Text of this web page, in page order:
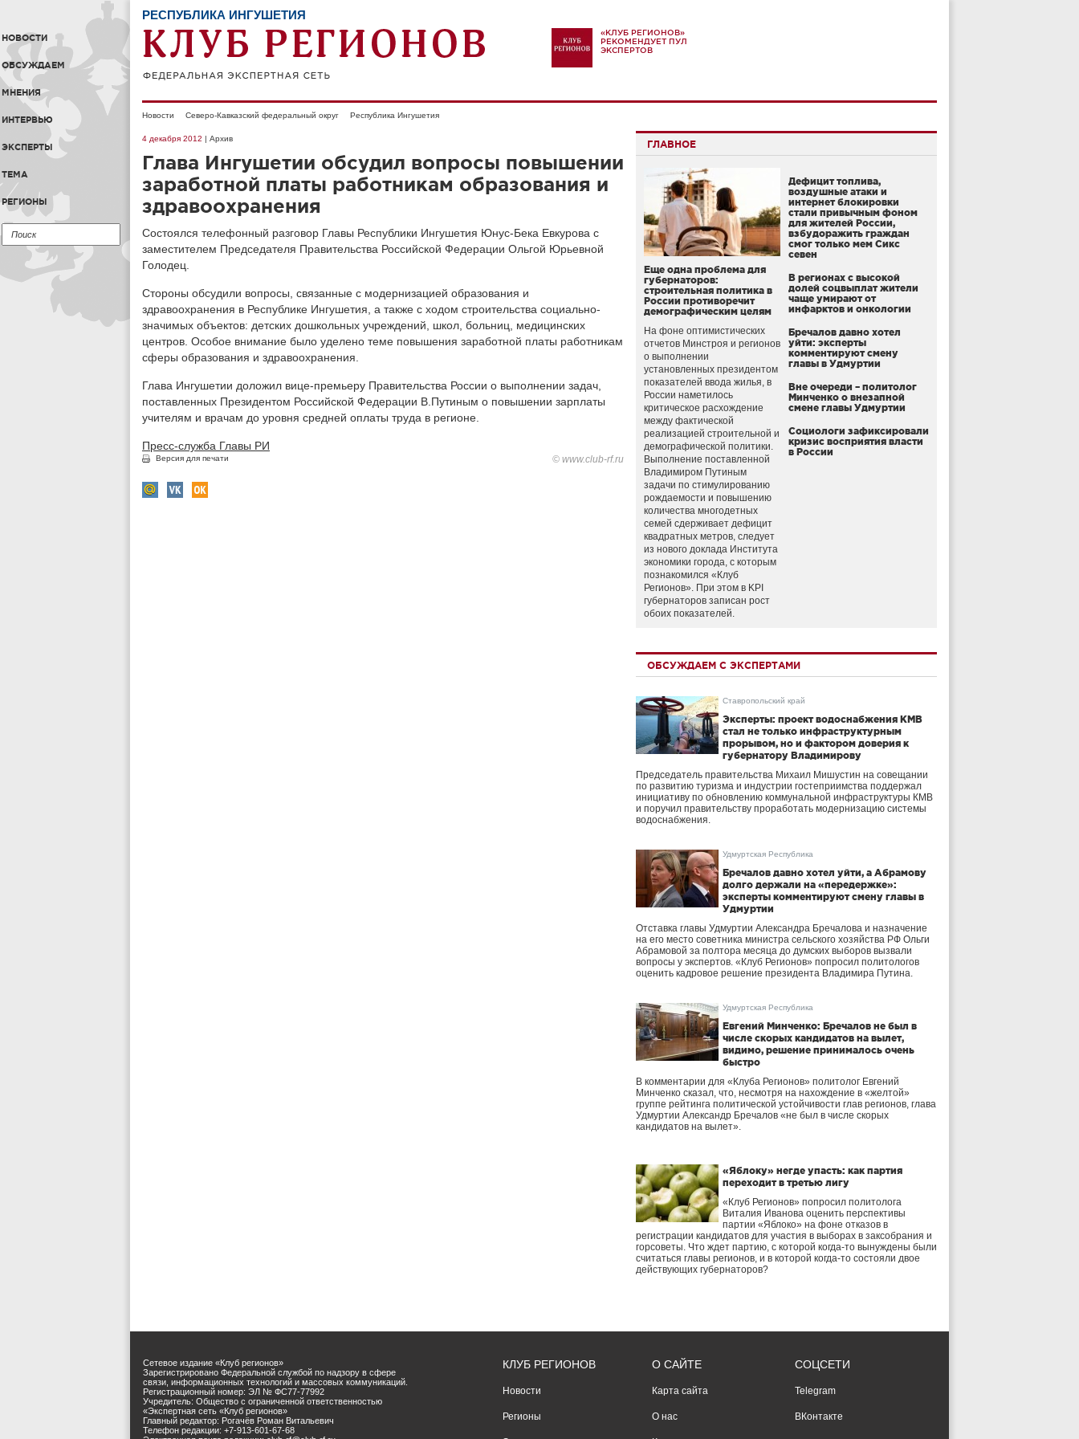
НОВОСТИ
ОБСУЖДАЕМ
МНЕНИЯ
ИНТЕРВЬЮ
ЭКСПЕРТЫ
ТЕМА
РЕГИОНЫ
РЕСПУБЛИКА ИНГУШЕТИЯ
«КЛУБ РЕГИОНОВ»
РЕКОМЕНДУЕТ ПУЛ
ЭКСПЕРТОВ
Новости Северо-Кавказский федеральный округ Республика Ингушетия
4 декабря 2012 | Архив
Глава Ингушетии обсудил вопросы повышении
заработной платы работникам образования и
здравоохранения
Состоялся телефонный разговор Главы Республики Ингушетия Юнус-Бека Евкурова с
заместителем Председателя Правительства Российской Федерации Ольгой Юрьевной
Голодец.
Стороны обсудили вопросы, связанные с модернизацией образования и
здравоохранения в Республике Ингушетия, а также с ходом строительства социально-
значимых объектов: детских дошкольных учреждений, школ, больниц, медицинских
центров. Особое внимание было уделено теме повышения заработной платы работникам
сферы образования и здравоохранения.
Глава Ингушетии доложил вице-премьеру Правительства России о выполнении задач,
поставленных Президентом Российской Федерации В.Путиным о повышении зарплаты
учителям и врачам до уровня средней оплаты труда в регионе.
Пресс-служба Главы РИ
Версия для печати © www.club-rf.ru
ГЛАВНОЕ
Еще одна проблема для
губернаторов:
строительная политика в
России противоречит
демографическим целям
На фоне оптимистических
отчетов Минстроя и регионов
о выполнении
установленных президентом
показателей ввода жилья, в
России наметилось
критическое расхождение
между фактической
реализацией строительной и
демографической политики.
Выполнение поставленной
Владимиром Путиным
задачи по стимулированию
рождаемости и повышению
количества многодетных
семей сдерживает дефицит
квадратных метров, следует
из нового доклада Института
экономики города, с которым
познакомился «Клуб
Регионов». При этом в KPI
губернаторов записан рост
обоих показателей.
Дефицит топлива,
воздушные атаки и
интернет блокировки
стали привычным фоном
для жителей России,
взбудоражить граждан
смог только мем Сикс
севен
В регионах с высокой
долей соцвыплат жители
чаще умирают от
инфарктов и онкологии
Бречалов давно хотел
уйти: эксперты
комментируют смену
главы в Удмуртии
Вне очереди – политолог
Минченко о внезапной
смене главы Удмуртии
Социологи зафиксировали
кризис восприятия власти
в России
ОБСУЖДАЕМ С ЭКСПЕРТАМИ
Ставропольский край
Эксперты: проект водоснабжения КМВ
стал не только инфраструктурным
прорывом, но и фактором доверия к
губернатору Владимирову
Председатель правительства Михаил Мишустин на совещании
по развитию туризма и индустрии гостеприимства поддержал
инициативу по обновлению коммунальной инфраструктуры КМВ
и поручил правительству проработать модернизацию системы
водоснабжения.
Удмуртская Республика
Бречалов давно хотел уйти, а Абрамову
долго держали на «передержке»:
эксперты комментируют смену главы в
Удмуртии
Отставка главы Удмуртии Александра Бречалова и назначение
на его место советника министра сельского хозяйства РФ Ольги
Абрамовой за полтора месяца до думских выборов вызвали
вопросы у экспертов. «Клуб Регионов» попросил политологов
оценить кадровое решение президента Владимира Путина.
Удмуртская Республика
Евгений Минченко: Бречалов не был в
числе скорых кандидатов на вылет,
видимо, решение принималось очень
быстро
В комментарии для «Клуба Регионов» политолог Евгений
Минченко сказал, что, несмотря на нахождение в «желтой»
группе рейтинга политической устойчивости глав регионов, глава
Удмуртии Александр Бречалов «не был в числе скорых
кандидатов на вылет».
«Яблоку» негде упасть: как партия
переходит в третью лигу
«Клуб Регионов» попросил политолога
Виталия Иванова оценить перспективы
партии «Яблоко» на фоне отказов в
регистрации кандидатов для участия в выборах в заксобрания и
горсоветы. Что ждет партию, с которой когда-то вынуждены были
считаться главы регионов, и в которой когда-то состояли двое
действующих губернаторов?
Сетевое издание «Клуб регионов»
Зарегистрировано Федеральной службой по надзору в сфере
связи, информационных технологий и массовых коммуникаций.
Регистрационный номер: ЭЛ № ФС77-77992
Учредитель: Общество с ограниченной ответственностью
«Экспертная сеть «Клуб регионов»
Главный редактор: Рогачёв Роман Витальевич
Телефон редакции: +7-913-601-67-68
КЛУБ РЕГИОНОВ
Новости
Регионы
О САЙТЕ
Карта сайта
О нас
СОЦСЕТИ
Telegram
ВКонтакте